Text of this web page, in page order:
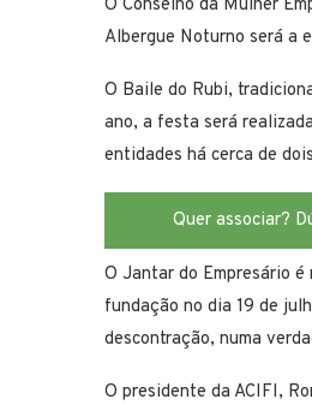
O Conselho da Mulher
Albergue Noturno será a
O Baile do Rubi,
ano, a festa será
entidades há cerca de
Quer associar?
O Jantar do Empresário
fundação no dia 19 de
descontração, numa
O presidente da ACIFI,